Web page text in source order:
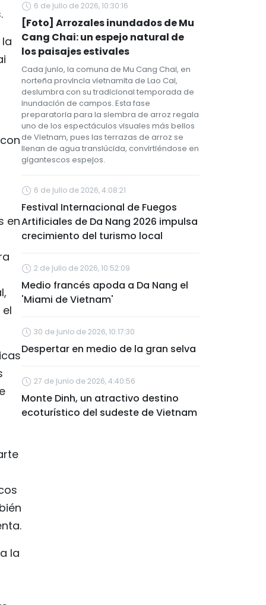
en
la
6 de julio de 2026, 10:30:16
[Foto] Arrozales inundados de Mu
Cang Chai: un espejo natural de
los paisajes estivales
Cada junio, la comuna de Mu Cang Chai, en
norteña provincia vietnamita de Lao Cai,
deslumbra con su tradicional temporada de
inundación de campos. Esta fase
preparatoria para la siembra de arroz regala
uno de los espectáculos visuales más bellos
de Vietnam, pues las terrazas de arroz se
llenan de agua translúcida, convirtiéndose en
gigantescos espejos.
6 de julio de 2026, 4:08:21
Festival Internacional de Fuegos
Artificiales de Da Nang 2026 impulsa
crecimiento del turismo local
2 de julio de 2026, 10:52:09
Medio francés apoda a Da Nang el
'Miami de Vietnam'
30 de junio de 2026, 10:17:30
Despertar en medio de la gran selva
27 de junio de 2026, 4:40:56
Monte Dinh, un atractivo destino
ecoturístico del sudeste de Vietnam